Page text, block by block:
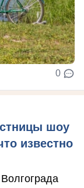
0
шоу
известно